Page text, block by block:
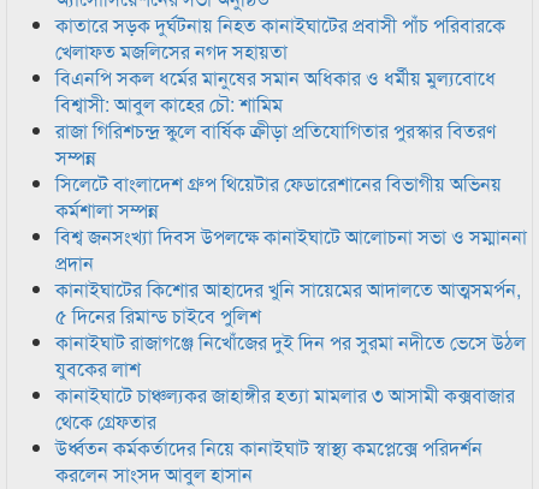
কাতারে সড়ক দুর্ঘটনায় নিহত কানাইঘাটের প্রবাসী পাঁচ পরিবারকে
খেলাফত মজলিসের নগদ সহায়তা
বিএনপি সকল ধর্মের মানুষের সমান অধিকার ও ধর্মীয় মুল্যবোধে
বিশ্বাসী: আবুল কাহের চৌ: শামিম
রাজা গিরিশচন্দ্র স্কুলে বার্ষিক ক্রীড়া প্রতিযোগিতার পুরস্কার বিতরণ
সম্পন্ন
সিলেটে বাংলাদেশ গ্রুপ থিয়েটার ফেডারেশানের বিভাগীয় অভিনয়
কর্মশালা সম্পন্ন
বিশ্ব জনসংখ্যা দিবস উপলক্ষে কানাইঘাটে আলোচনা সভা ও সম্মাননা
প্রদান
কানাইঘাটের কিশোর আহাদের খুনি সায়েমের আদালতে আত্মসমর্পন,
৫ দিনের রিমান্ড চাইবে পুলিশ
কানাইঘাট রাজাগঞ্জে নিখোঁজের দুই দিন পর সুরমা নদীতে ভেসে উঠল
যুবকের লাশ
কানাইঘাটে চাঞ্চল্যকর জাহাঙ্গীর হত্যা মামলার ৩ আসামী কক্সবাজার
থেকে গ্রেফতার
উর্ধ্বতন কর্মকর্তাদের নিয়ে কানাইঘাট স্বাস্থ্য কমপ্লেক্সে পরিদর্শন
করলেন সাংসদ আবুল হাসান